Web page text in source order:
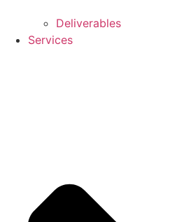
Deliverables
Services